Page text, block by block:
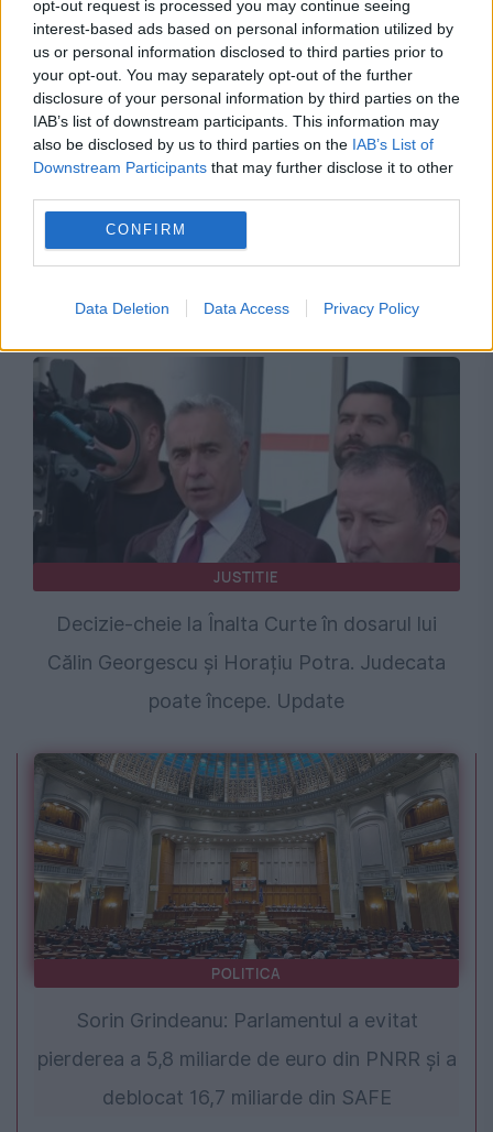
opt-out request is processed you may continue seeing
interest-based ads based on personal information utilized by
us or personal information disclosed to third parties prior to
your opt-out. You may separately opt-out of the further
disclosure of your personal information by third parties on the
IAB’s list of downstream participants. This information may
also be disclosed by us to third parties on the IAB’s List of
Downstream Participants that may further disclose it to other
CONFIRM
Data Deletion Data Access Privacy Policy
HAI ROMÂNIA!
Marile probleme din industria textilă, explicate
de unul dintre cei mai importanți producători
JUSTITIE
Decizie-cheie la Înalta Curte în dosarul lui
Călin Georgescu și Horațiu Potra. Judecata
poate începe. Update
POLITICA
Sorin Grindeanu: Parlamentul a evitat
pierderea a 5,8 miliarde de euro din PNRR și a
deblocat 16,7 miliarde din SAFE